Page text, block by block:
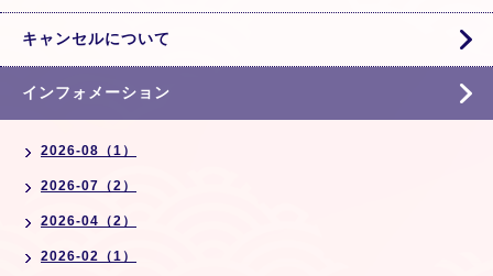
キャンセルについて
インフォメーション
2026-08（1）
2026-07（2）
2026-04（2）
2026-02（1）